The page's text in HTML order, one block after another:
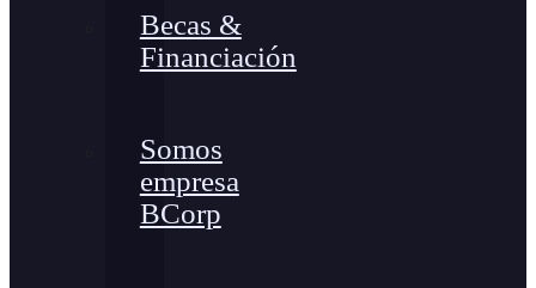
Becas &
Financiación
Somos
empresa
BCorp